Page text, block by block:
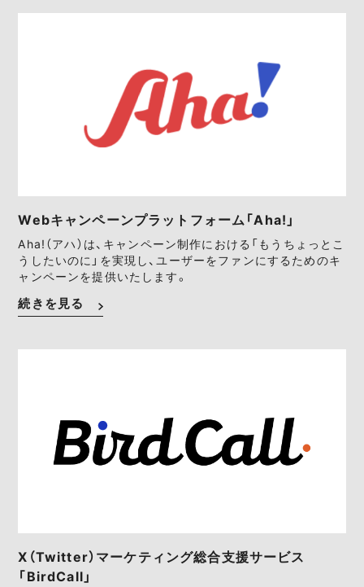
Webキャンペーンプラットフォーム「Aha!」
Aha!（アハ）は、キャンペーン制作における「もうちょっとこ
うしたいのに」を実現し、ユーザーをファンにするためのキ
ャンペーンを提供いたします。
続きを見る
X（Twitter）マーケティング総合支援サービス
「BirdCall」